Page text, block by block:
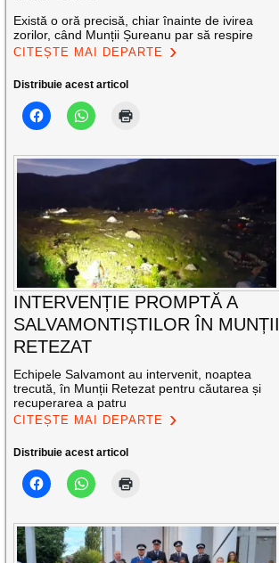
Există o oră precisă, chiar înainte de ivirea
zorilor, când Munții Șureanu par să respire
CITEȘTE MAI DEPARTE
Distribuie acest articol
INTERVENȚIE PROMPTĂ A
SALVAMONTIȘTILOR ÎN MUNȚII
RETEZAT
Echipele Salvamont au intervenit, noaptea
trecută, în Munții Retezat pentru căutarea și
recuperarea a patru
CITEȘTE MAI DEPARTE
Distribuie acest articol